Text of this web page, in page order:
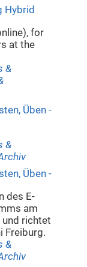
Hybrid
for
at the
&
Üben -
&
Üben -
des E-
am
richtet
Freiburg.
&